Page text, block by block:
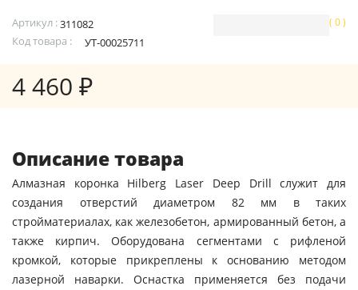
Артикул :311082
Код товара :
УТ-00025711
( 0 )
4 460 ₽
Описание товара
Алмазная коронка Hilberg Laser Deep Drill служит для
создания отверстий диаметром 82 мм в таких
стройматериалах, как железобетон, армированный бетон, а
также кирпич. Оборудована сегментами с рифленой
кромкой, которые прикреплены к основанию методом
лазерной наварки. Оснастка применяется без подачи